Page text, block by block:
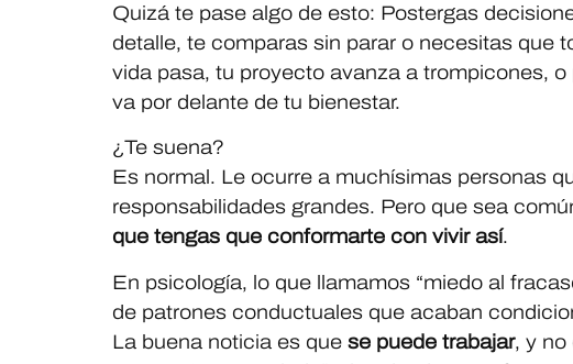
Quizá te pase algo de esto: Postergas
detalle, te comparas sin parar o necesitas que
vida pasa, tu proyecto avanza a trompicones,
va por delante de tu bienestar.
¿Te suena?
Es normal. Le ocurre a muchísimas personas
responsabilidades grandes. Pero que sea
que tengas que conformarte con vivir así.
En psicología, lo que llamamos “miedo al
de patrones conductuales que acaban
La buena noticia es que se puede trabajar, y no